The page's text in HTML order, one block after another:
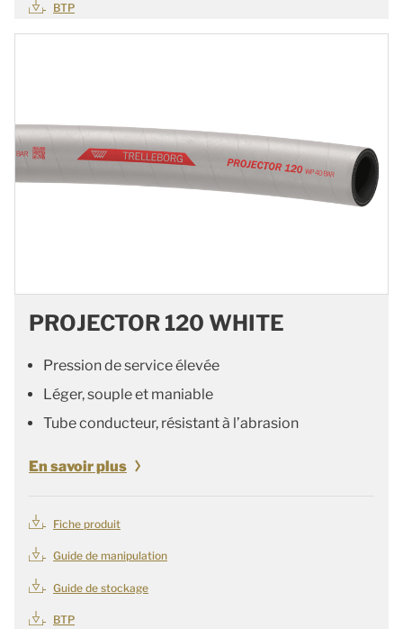
BTP
PROJECTOR 120 WHITE
Pression de service élevée
Léger, souple et maniable
Tube conducteur, résistant à l’abrasion
En savoir plus
Fiche produit
Guide de manipulation
Guide de stockage
BTP